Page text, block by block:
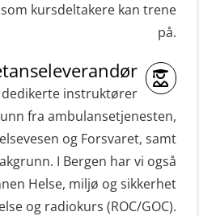
sikkerhetskurs –
med E-læring
og Redningslag
repetisjon (OSC1162)
kombinasjon
(GMDSS)
Redningsfarkoster
mann over bord
kursdeltakere kan trene
på.
instruktører
fra ambulansetjenesten,
og Forsvaret, samt
I Bergen har vi også
Helse, miljø og sikkerhet
og radiokurs (ROC/GOC).